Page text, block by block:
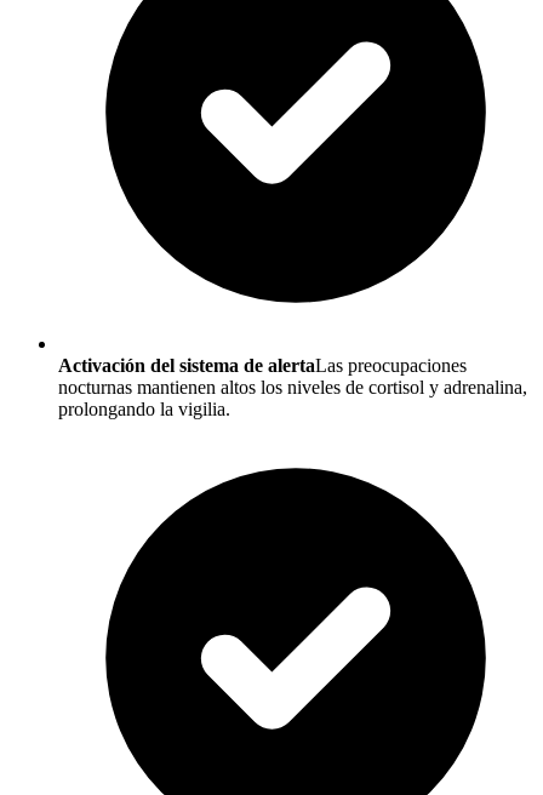
Activación del sistema de alertaLas preocupaciones
nocturnas mantienen altos los niveles de cortisol y adrenalina,
prolongando la vigilia.